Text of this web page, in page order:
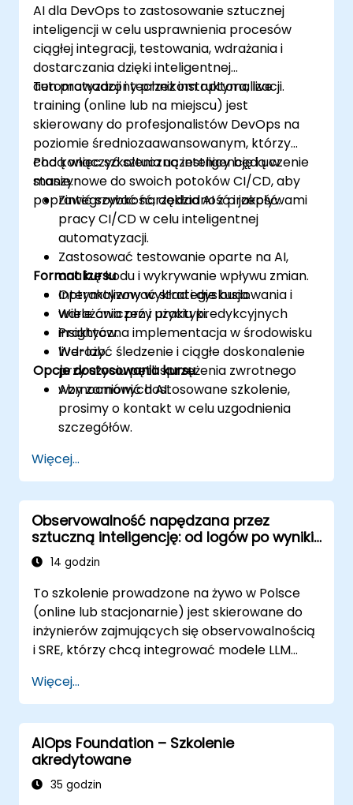
AI dla DevOps to zastosowanie sztucznej
inteligencji w celu usprawnienia procesów
ciągłej integracji, testowania, wdrażania i
dostarczania dzięki inteligentnej
automatyzacji i technikom optymalizacji.
Ten prowadzony przez instruktora, live
training (online lub na miejscu) jest
skierowany do profesjonalistów DevOps na
poziomie średniozaawansowanym, którzy
chcą włączyć sztuczną inteligencję i uczenie
maszynowe do swoich potoków CI/CD, aby
poprawić szybkość, dokładność i jakość.
Pod koniec szkolenia uczestnicy będą w
stanie:
Zintegrować narzędzia AI z przepływami
pracy CI/CD w celu inteligentnej
automatyzacji.
Zastosować testowanie oparte na AI,
analizę kodu i wykrywanie wpływu zmian.
Optymalizować strategie budowania i
wdrażania przy użyciu predykcyjnych
insightów.
Wdrożyć śledzenie i ciągłe doskonalenie
przy użyciu pętli sprzężenia zwrotnego
wzmocnionych AI.
Format kursu
Interaktywny wykład i dyskusja.
Wiele ćwiczeń i praktyki.
Praktyczna implementacja w środowisku
live-lab.
Opcje dostosowania kursu
Aby zamówić dostosowane szkolenie,
prosimy o kontakt w celu uzgodnienia
szczegółów.
Więcej...
Observowalność napędzana przez
sztuczną inteligencję: od logów po wyniki
generowane przy użyciu modelu LLM
14 godzin
To szkolenie prowadzone na żywo w Polsce
(online lub stacjonarnie) jest skierowane do
inżynierów zajmujących się observowalnością
i SRE, którzy chcą integrować modele LLM
przepływach pracy związanych z
monitorowaniem, alarmowaniem i analizą
incydentów.
Więcej...
AIOps Foundation – Szkolenie
akredytowane
35 godzin